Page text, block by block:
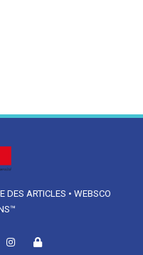
DES ARTICLES • WEBSCO